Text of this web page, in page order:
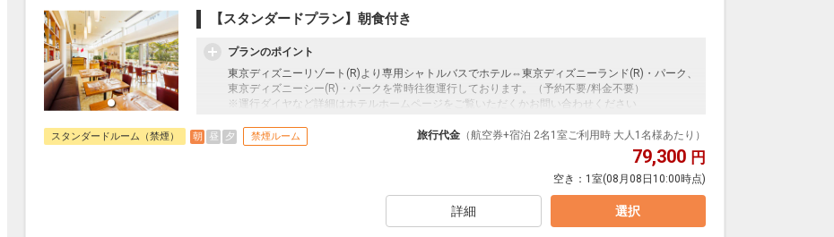
【スタンダードプラン】朝食付き
プランのポイント
東京ディズニーリゾート(R)より専用シャトルバスでホテル⇔東京ディズニーランド(R)・パーク、
東京ディズニーシー(R)・パークを常時往復運行しております。（予約不要/料金不要）
※運行ダイヤなど詳細はホテルホームページをご覧いただくかお問い合わせください
往復の航空券と宿泊がセットになったスタンダードな＜朝食付き＞プランです。フライトと宿泊
を自由に組み合わせできるダイナミックパッケージだから、一都市滞在はもちろん周遊旅行にも
フライトは、安心のJAL（またはJALグループ）確約！フライトマイル50%貯まります。
スタンダードルーム（禁煙） 朝 昼 夕 禁煙ルーム 旅行代金 （航空券+宿泊 2名1室ご利用時 大人1名様あたり）
79,300 円
空き： 1室(08月08日10:00時点)
詳細 選択